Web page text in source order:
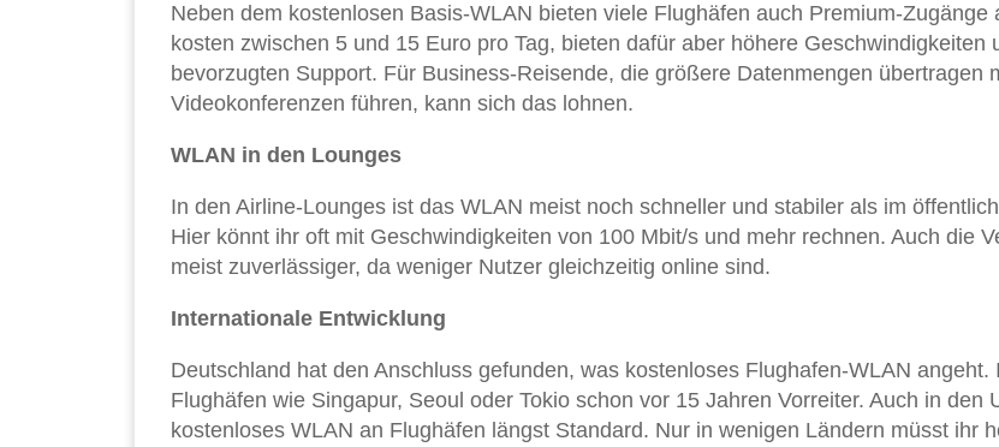
Neben dem kostenlosen Basis-WLAN bieten viele Flughäfen auch Premium-Zugänge
kosten zwischen 5 und 15 Euro pro Tag, bieten dafür aber höhere Geschwindigkeiten
bevorzugten Support. Für Business-Reisende, die größere Datenmengen übertragen
Videokonferenzen führen, kann sich das lohnen.
WLAN in den Lounges
In den Airline-Lounges ist das WLAN meist noch schneller und stabiler als im
Hier könnt ihr oft mit Geschwindigkeiten von 100 Mbit/s und mehr rechnen. Auch die
meist zuverlässiger, da weniger Nutzer gleichzeitig online sind.
Internationale Entwicklung
Deutschland hat den Anschluss gefunden, was kostenloses Flughafen-WLAN angeht.
Flughäfen wie Singapur, Seoul oder Tokio schon vor 15 Jahren Vorreiter. Auch in den
kostenloses WLAN an Flughäfen längst Standard. Nur in wenigen Ländern müsst ihr